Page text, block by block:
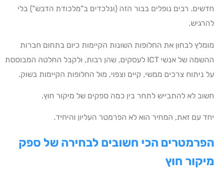
חדשים. רבים נופלים בבור הזה (ונלכדים ב"מלכודת הדבש") בלי
להרגיש.
מומלץ לבחון את החלופות השונות הקיימות כיום בתחום חברות
ההשמה של אנשי ICT לעסקים, שהן רבות, ולקבל החלטה המבוססת
על ניתוח צרכים ממשי, קיים וצפוי, מול החלופות הקיימות בשוק.
חשוב לא להתבייש לתחר בין כמה ספקים של מיקור חוץ.
יחד עם זאת, המחיר הוא לא הפרמטר העליון והיחיד.
הפרמטרים הכי חשובים לבחירה של ספק
מיקור חוץ